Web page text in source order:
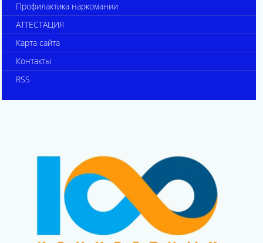
Профилактика наркомании
АТТЕСТАЦИЯ
Карта сайта
Контакты
RSS